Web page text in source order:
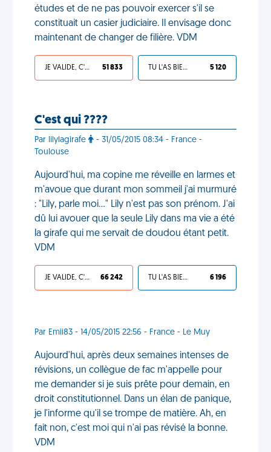
études et de ne pas pouvoir exercer s'il se
constituait un casier judiciaire. Il envisage donc
maintenant de changer de filière. VDM
JE VALIDE, C'EST UNE VDM 51 833 TU L'AS BIEN MÉRITÉ 5 120
C'est qui ????
Par lilylagirafe
- 31/05/2015 08:34 - France -
Toulouse
Aujourd'hui, ma copine me réveille en larmes et
m'avoue que durant mon sommeil j'ai murmuré
: "Lily, parle moi..." Lily n'est pas son prénom. J'ai
dû lui avouer que la seule Lily dans ma vie a été
la girafe qui me servait de doudou étant petit.
VDM
JE VALIDE, C'EST UNE VDM 66 242 TU L'AS BIEN MÉRITÉ 6 196
Par Emii83 - 14/05/2015 22:56 - France - Le Muy
Aujourd'hui, après deux semaines intenses de
révisions, un collègue de fac m'appelle pour
me demander si je suis prête pour demain, en
droit constitutionnel. Dans un élan de panique,
je l'informe qu'il se trompe de matière. Ah, en
fait non, c'est moi qui n'ai pas révisé la bonne.
VDM